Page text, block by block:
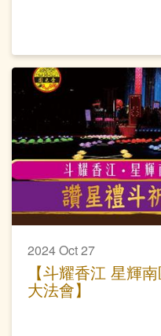
2024 Oct 27
【斗耀香江 星輝
大法會】